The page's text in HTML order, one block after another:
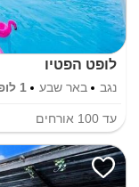
לופט הפטיו
נגב באר שבע 1 לופט
עד 100 אורחים